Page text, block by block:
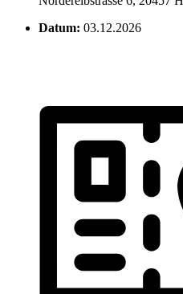
Datum: 03.12.2026